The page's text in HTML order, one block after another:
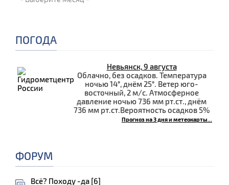
ПОГОДА
Невьянск, 9 августа
Облачно, без осадков. Температура
ночью 14°, днём 25°. Ветер юго-
восточный, 2 м/с. Атмосферное
давление ночью 736 мм рт.ст., днём
736 мм рт.ст.Вероятность осадков 5%
Прогноз на 3 дня и метеокарты...
ФОРУМ
Всё? Походу -да [6]